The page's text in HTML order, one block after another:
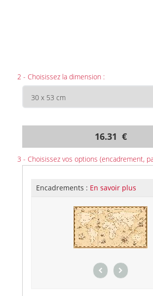
2 - Choisissez la dimension :
16.31 €
3 - Choisissez vos options (encadrement,
Encadrements : En savoir plus